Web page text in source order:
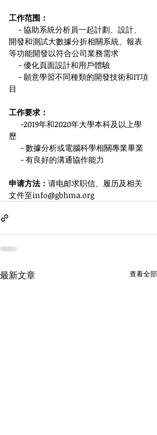
工作范围：
開發和測試大數據分折相關系統、報表
等功能開發以符合公司業務需求
     - 優化頁面設計和用戶體驗
目
工作要求：
歷
      - 數據分析或電腦科學相關專業畢業
      - 有良好的溝通協作能力
申请方法： 请电邮求职信、履历及相关
文件至info@gbhma.org
最新文章 查看全部